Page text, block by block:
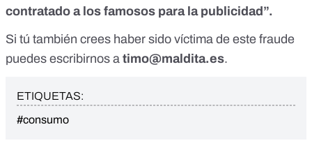
contratado a los famosos para la publicidad”.
Si tú también crees haber sido víctima de este fraude
puedes escribirnos a timo@maldita.es.
ETIQUETAS:
#consumo